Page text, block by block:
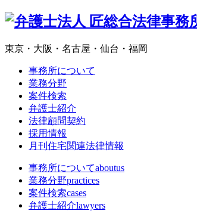
東京・大阪・名古屋・仙台・福岡
事務所について
業務分野
案件検索
弁護士紹介
法律顧問契約
採用情報
月刊住宅関連法律情報
事務所についてaboutus
業務分野practices
案件検索cases
弁護士紹介lawyers